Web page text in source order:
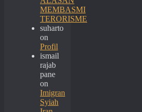
MEMBASMI
TERORISME
suharto
on
Profil
ismail
rajab
pane
on
Imigran
Syiah